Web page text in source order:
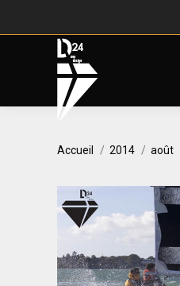
Accueil 2014 août